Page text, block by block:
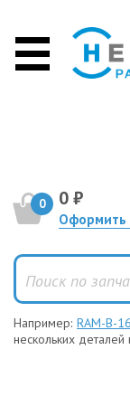
0 0 ₽
Оформить
Например: RAM-B-
нескольких